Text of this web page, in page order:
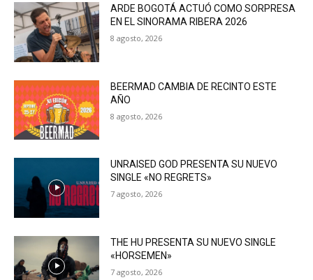
ARDE BOGOTÁ ACTUÓ COMO SORPRESA
EN EL SINORAMA RIBERA 2026
8 agosto, 2026
BEERMAD CAMBIA DE RECINTO ESTE
AÑO
8 agosto, 2026
UNRAISED GOD PRESENTA SU NUEVO
SINGLE «NO REGRETS»
7 agosto, 2026
THE HU PRESENTA SU NUEVO SINGLE
«HORSEMEN»
7 agosto, 2026